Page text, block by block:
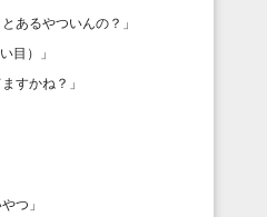
あるやついんの？ 」
目）
」
すかね？ 」
つ 」